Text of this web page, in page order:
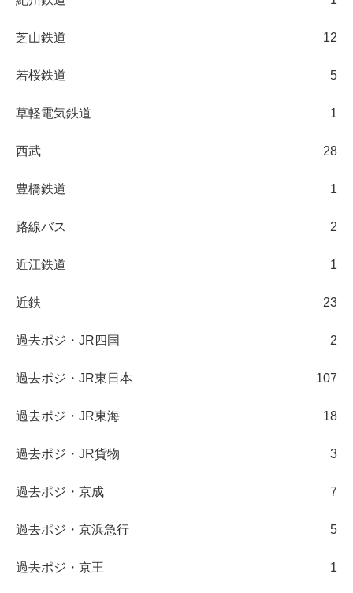
芝山鉄道 12
若桜鉄道 5
草軽電気鉄道 1
西武 28
豊橋鉄道 1
路線バス 2
近江鉄道 1
近鉄 23
過去ポジ・JR四国 2
過去ポジ・JR東日本 107
過去ポジ・JR東海 18
過去ポジ・JR貨物 3
過去ポジ・京成 7
過去ポジ・京浜急行 5
過去ポジ・京王 1